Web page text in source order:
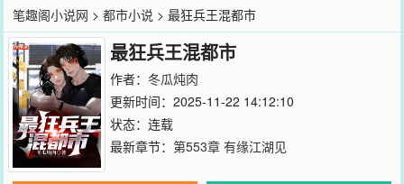
笔趣阁小说网 >都市小说 > 最狂兵王混都市
最狂兵王混都市
作者： 冬瓜炖肉
更新时间：2025-11-22 14:12:10
状态：连载
最新章节： 第553章 有缘江湖见